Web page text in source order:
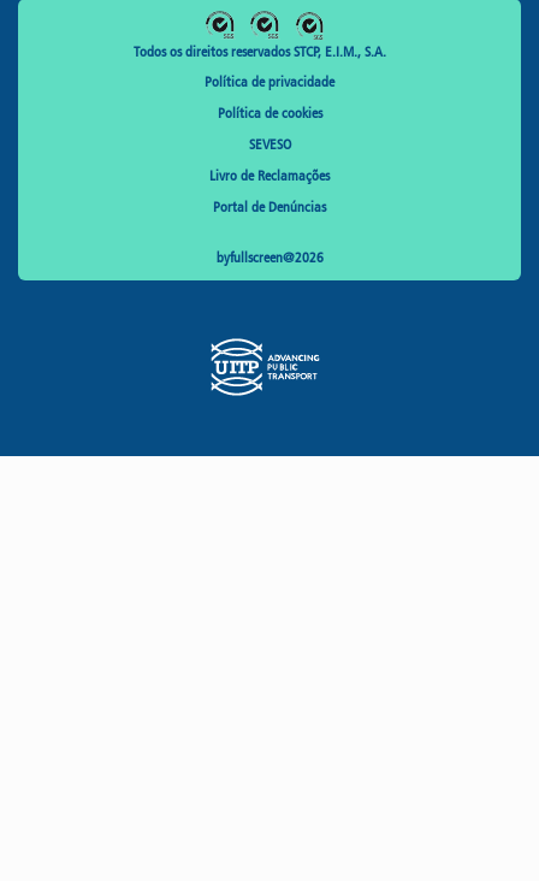
Todos os direitos reservados STCP, E.I.M., S.A.
Política de privacidade
Política de cookies
SEVESO
Livro de Reclamações
Portal de Denúncias
byfullscreen@2026